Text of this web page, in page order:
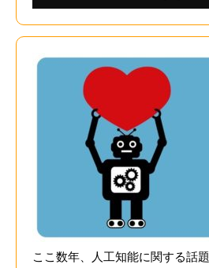
ここ数年、人工知能に関する話